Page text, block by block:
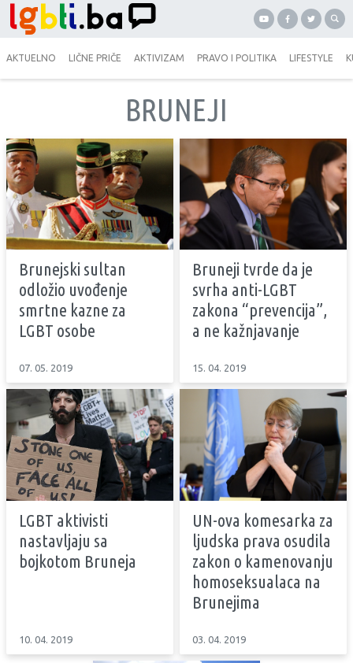
AKTUELNO LIČNE PRIČE AKTIVIZAM PRAVO I POLITIKA LIFESTYLE
BRUNEJI
Brunejski sultan
odložio uvođenje
smrtne kazne za
LGBT osobe
07. 05. 2019
Bruneji tvrde da je
svrha anti-LGBT
zakona “prevencija”,
a ne kažnjavanje
15. 04. 2019
LGBT aktivisti
nastavljaju sa
bojkotom Bruneja
10. 04. 2019
UN-ova komesarka za
ljudska prava osudila
zakon o kamenovanju
homoseksualaca na
Brunejima
03. 04. 2019